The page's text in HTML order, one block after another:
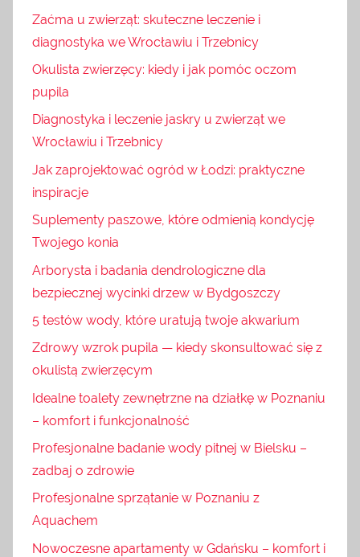
Zaćma u zwierząt: skuteczne leczenie i
diagnostyka we Wrocławiu i Trzebnicy
Okulista zwierzęcy: kiedy i jak pomóc oczom
pupila
Diagnostyka i leczenie jaskry u zwierząt we
Wrocławiu i Trzebnicy
Jak zaprojektować ogród w Łodzi: praktyczne
inspiracje
Suplementy paszowe, które odmienią kondycję
Twojego konia
Arborysta i badania dendrologiczne dla
bezpiecznej wycinki drzew w Bydgoszczy
5 testów wody, które uratują twoje akwarium
Zdrowy wzrok pupila — kiedy skonsultować się z
okulistą zwierzęcym
Idealne toalety zewnętrzne na działkę w Poznaniu
– komfort i funkcjonalność
Profesjonalne badanie wody pitnej w Bielsku –
zadbaj o zdrowie
Profesjonalne sprzątanie w Poznaniu z
Aquachem
Nowoczesne apartamenty w Gdańsku – komfort i